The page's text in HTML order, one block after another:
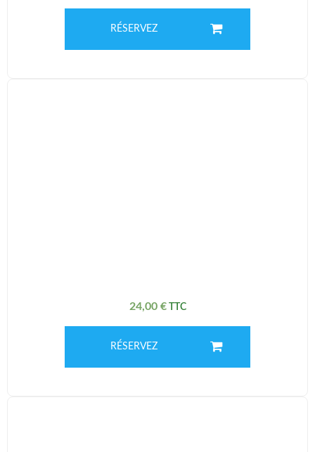
RÉSERVEZ
24,00 €
RÉSERVEZ